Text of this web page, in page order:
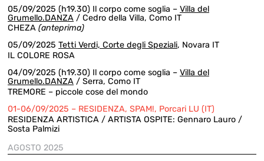
05/09/2025 (h19.30) Il corpo come soglia – Villa del
Grumello.DANZA / Cedro della Villa, Como IT
CHEZA (anteprima)
05/09/2025 Tetti Verdi, Corte degli Speziali, Novara IT
IL COLORE ROSA
04/09/2025 (h19.30) Il corpo come soglia – Villa del
Grumello.DANZA / Serra, Como IT
TREMORE – piccole cose del mondo
01-06/09/2025 – RESIDENZA, SPAM!, Porcari LU (IT)
RESIDENZA ARTISTICA / ARTISTA OSPITE: Gennaro Lauro /
Sosta Palmizi
AGOSTO 2025